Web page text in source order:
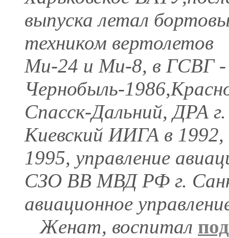
выпуска летал
техником вертолетов
Ми-24 и Ми-8, в ГСВГ -
Чернобыль-
Спасск-Дальний, ДРА
Киевский ИИГА в
1995, управление
СЗО ВВ МВД РФ г.
авиационное
Женат, воспитал